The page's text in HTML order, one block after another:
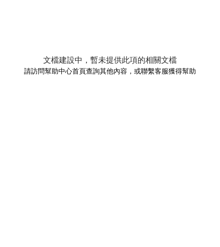
文檔建設中，暫未提供此項的相關文檔
請訪問幫助中心首頁查詢其他內容，或聯繫客服獲得幫助